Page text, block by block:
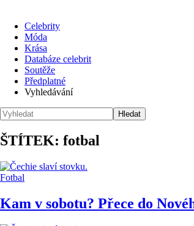
Celebrity
Móda
Krása
Databáze celebrit
Soutěže
Předplatné
Vyhledávání
ŠTÍTEK: fotbal
Fotbal
Kam v sobotu? Přece do